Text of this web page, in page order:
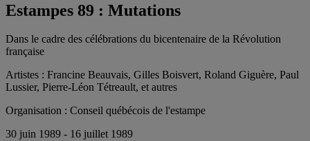
Estampes 89 : Mutations
Dans le cadre des célébrations du bicentenaire de la Révolution
française
Artistes : Francine Beauvais, Gilles Boisvert, Roland Giguère, Paul
Lussier, Pierre-Léon Tétreault, et autres
Organisation : Conseil québécois de l'estampe
30 juin 1989 - 16 juillet 1989